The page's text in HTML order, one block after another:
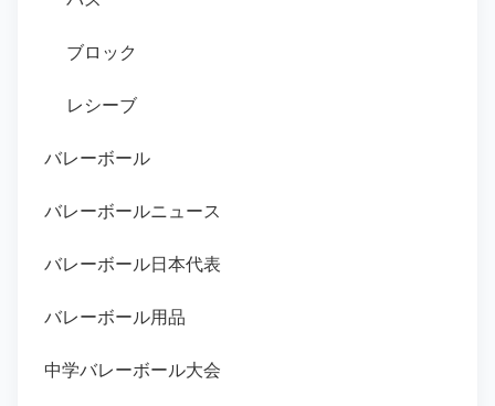
ブロック
レシーブ
バレーボール
バレーボールニュース
バレーボール日本代表
バレーボール用品
中学バレーボール大会